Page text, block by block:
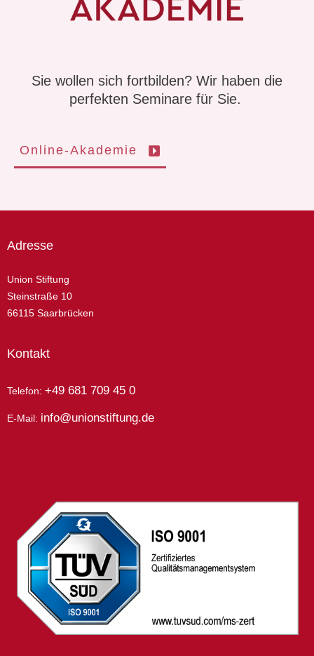
Sie wollen sich fortbilden? Wir haben die
perfekten Seminare für Sie.
Online-Akademie
Adresse
Union Stiftung
Steinstraße 10
66115 Saarbrücken
Kontakt
Telefon: +49 681 709 45 0
E-Mail: info@unionstiftung.de